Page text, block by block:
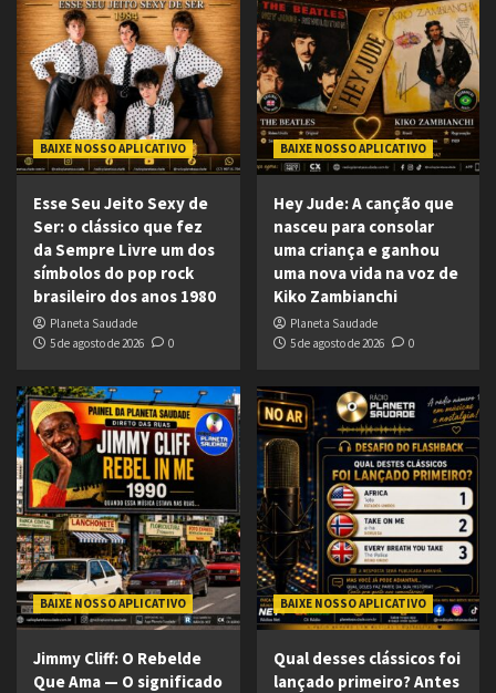
BAIXE NOSSO APLICATIVO
Esse Seu Jeito Sexy de
Ser: o clássico que fez
da Sempre Livre um dos
símbolos do pop rock
brasileiro dos anos 1980
Planeta Saudade
5 de agosto de 2026
0
BAIXE NOSSO APLICATIVO
Hey Jude: A canção que
nasceu para consolar
uma criança e ganhou
uma nova vida na voz de
Kiko Zambianchi
Planeta Saudade
5 de agosto de 2026
0
BAIXE NOSSO APLICATIVO
Jimmy Cliff: O Rebelde
Que Ama — O significado
BAIXE NOSSO APLICATIVO
Qual desses clássicos foi
lançado primeiro? Antes